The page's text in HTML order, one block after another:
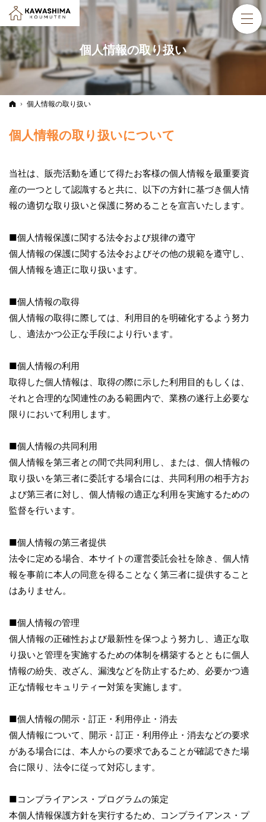
個人情報の取り扱い
ホーム
個人情報の取り扱い
個人情報の取り扱いについて
当社は、販売活動を通じて得たお客様の個人情報を最重要資
産の一つとして認識すると共に、以下の方針に基づき個人情
報の適切な取り扱いと保護に努めることを宣言いたします。
■個人情報保護に関する法令および規律の遵守
個人情報の保護に関する法令およびその他の規範を遵守し、
個人情報を適正に取り扱います。
■個人情報の取得
個人情報の取得に際しては、利用目的を明確化するよう努力
し、適法かつ公正な手段により行います。
■個人情報の利用
取得した個人情報は、取得の際に示した利用目的もしくは、
それと合理的な関連性のある範囲内で、業務の遂行上必要な
限りにおいて利用します。
■個人情報の共同利用
個人情報を第三者との間で共同利用し、または、個人情報の
取り扱いを第三者に委託する場合には、共同利用の相手方お
よび第三者に対し、個人情報の適正な利用を実施するための
監督を行います。
■個人情報の第三者提供
法令に定める場合、本サイトの運営委託会社を除き、個人情
報を事前に本人の同意を得ることなく第三者に提供すること
はありません。
■個人情報の管理
個人情報の正確性および最新性を保つよう努力し、適正な取
り扱いと管理を実施するための体制を構築するとともに個人
情報の紛失、改ざん、漏洩などを防止するため、必要かつ適
正な情報セキュリティー対策を実施します。
■個人情報の開示・訂正・利用停止・消去
個人情報について、開示・訂正・利用停止・消去などの要求
がある場合には、本人からの要求であることが確認できた場
合に限り、法令に従って対応します。
■コンプライアンス・プログラムの策定
本個人情報保護方針を実行するため、コンプライアンス・プ